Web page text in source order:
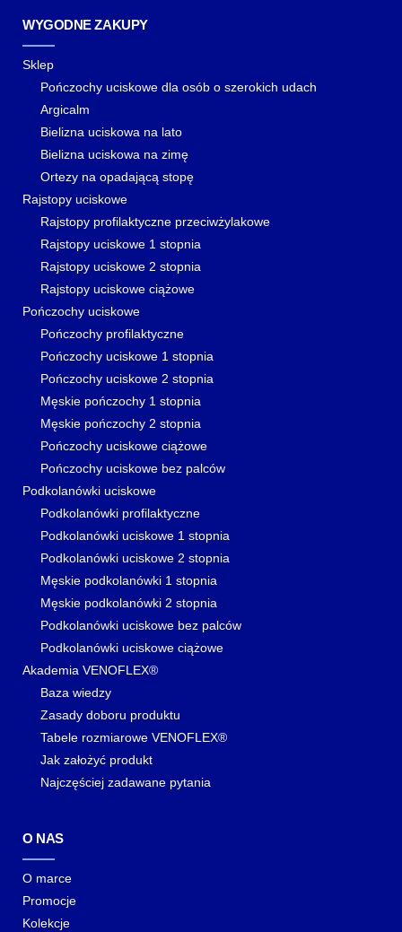
WYGODNE ZAKUPY
Sklep
Pończochy uciskowe dla osób o szerokich udach
Argicalm
Bielizna uciskowa na lato
Bielizna uciskowa na zimę
Ortezy na opadającą stopę
Rajstopy uciskowe
Rajstopy profilaktyczne przeciwżylakowe
Rajstopy uciskowe 1 stopnia
Rajstopy uciskowe 2 stopnia
Rajstopy uciskowe ciążowe
Pończochy uciskowe
Pończochy profilaktyczne
Pończochy uciskowe 1 stopnia
Pończochy uciskowe 2 stopnia
Męskie pończochy 1 stopnia
Męskie pończochy 2 stopnia
Pończochy uciskowe ciążowe
Pończochy uciskowe bez palców
Podkolanówki uciskowe
Podkolanówki profilaktyczne
Podkolanówki uciskowe 1 stopnia
Podkolanówki uciskowe 2 stopnia
Męskie podkolanówki 1 stopnia
Męskie podkolanówki 2 stopnia
Podkolanówki uciskowe bez palców
Podkolanówki uciskowe ciążowe
Akademia VENOFLEX®
Baza wiedzy
Zasady doboru produktu
Tabele rozmiarowe VENOFLEX®
Jak założyć produkt
Najczęściej zadawane pytania
O NAS
O marce
Promocje
Kolekcje